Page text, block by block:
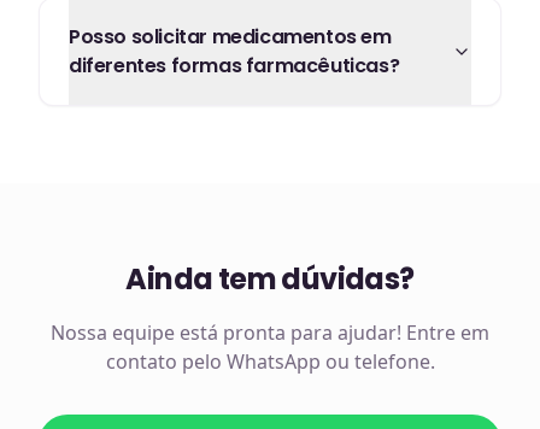
Posso solicitar medicamentos em
diferentes formas farmacêuticas?
Ainda tem dúvidas?
Nossa equipe está pronta para ajudar! Entre em
contato pelo WhatsApp ou telefone.